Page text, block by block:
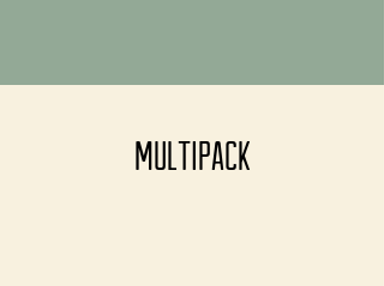
MULTIPACK